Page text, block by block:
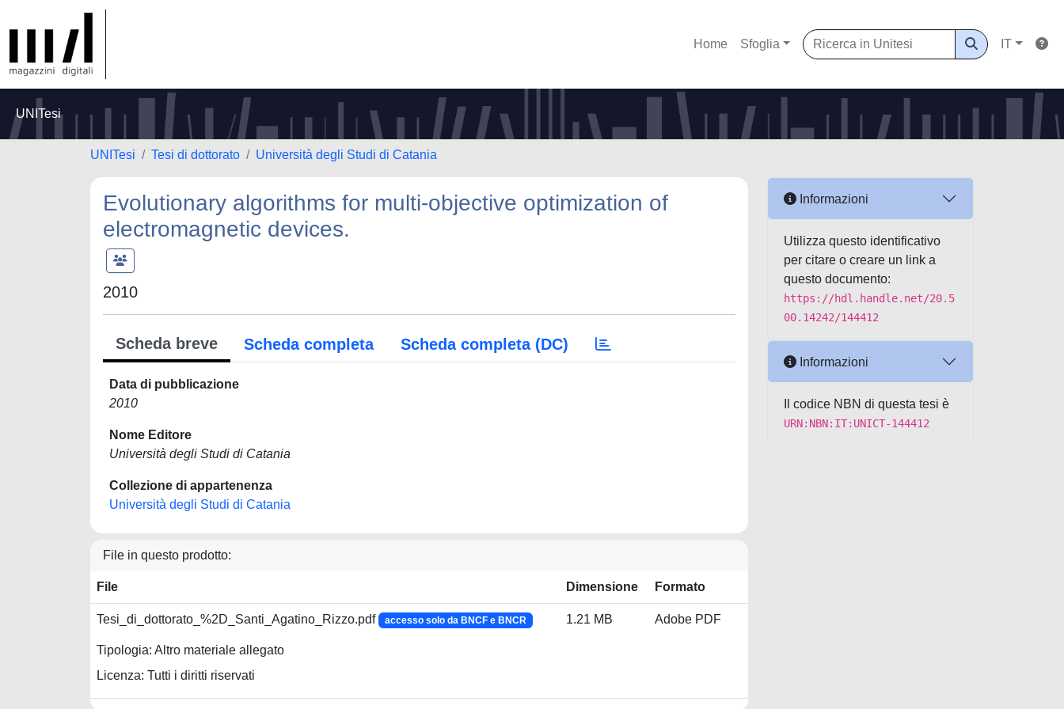
Home Sfoglia IT
UNITesi
UNITesi Tesi di dottorato Università degli Studi di Catania
Evolutionary algorithms for multi-objective optimization of
electromagnetic devices.
2010
Scheda breve Scheda completa Scheda completa (DC)
Data di pubblicazione
2010
Nome Editore
Università degli Studi di Catania
Collezione di appartenenza
Università degli Studi di Catania
File in questo prodotto:
File Dimensione Formato
Tesi_di_dottorato_%2D_Santi_Agatino_Rizzo.pdf accesso solo da BNCF e BNCR
Tipologia: Altro materiale allegato
Licenza: Tutti i diritti riservati
1.21 MB Adobe PDF
Informazioni
Utilizza questo identificativo
per citare o creare un link a
questo documento:
https://hdl.handle.net/20.5
00.14242/144412
Informazioni
Il codice NBN di questa tesi è
URN:NBN:IT:UNICT-144412